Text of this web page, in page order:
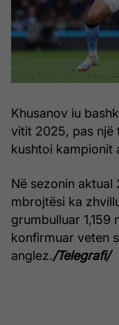
Khusanov iu
vitit 2025, pas një
kushtoi kampionit
Në sezonin aktual
mbrojtësi ka
grumbulluar 1,159
konfirmuar veten
anglez./Telegrafi/